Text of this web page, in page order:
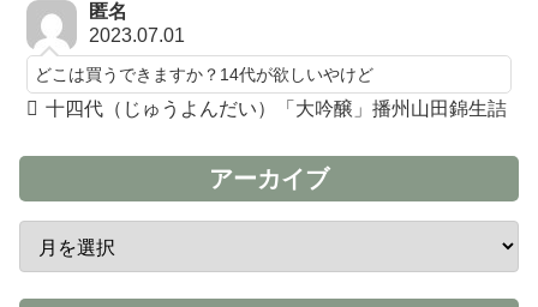
匿名
2023.07.01
どこは買うできますか？14代が欲しいやけど
十四代（じゅうよんだい）「大吟醸」播州山田錦生詰
アーカイブ